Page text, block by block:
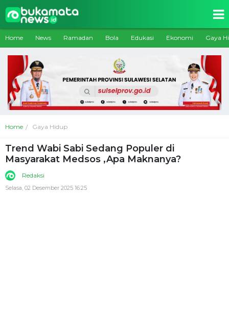
Home News Ramadan Bola Edukasi Ekonomi Gaya
Home Gaya Hidup
Trend Wabi Sabi Sedang Populer di
Masyarakat Medsos ,Apa Maknanya?
Redaksi
Selasa, 02 Desember 2025 16:25